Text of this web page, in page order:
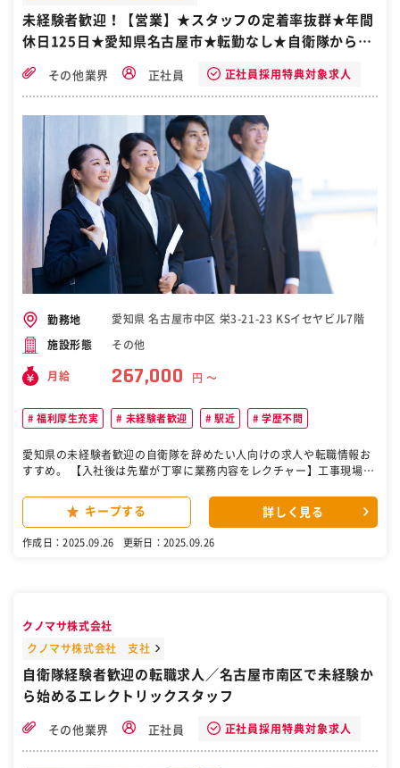
程度です。 ［自衛隊・転職・求人］
未経験者歓迎！【営業】★スタッフの定着率抜群★年間
休日125日★愛知県名古屋市★転勤なし★自衛隊から転
その他業界 正社員 正社員採用特典対象求人
勤務地 愛知県 名古屋市中区 栄3-21-23 KSイセヤビル7階
施設形態 その他
月給 267,000 円 〜
福利厚生充実 未経験者歓迎 駅近 学歴不問
愛知県の未経験者歓迎の自衛隊を辞めたい人向けの求人や転職情報お
すすめ。 【入社後は先輩が丁寧に業務内容をレクチャー】工事現場に
には ▼お客様先への訪問・ヒアリング ▼施工方法などの提案・見積り
作成、提出 ▼資材の搬入・施工を実施 工事現場に必要な重仮設鋼材の
持って製品を提案できます。 ［自衛隊・転職・求人］
キープする 詳しく見る
作成日：2025.09.26 更新日：2025.09.26
クノマサ株式会社
クノマサ株式会社 支社
自衛隊経験者歓迎の転職求人／名古屋市南区で未経験か
ら始めるエレクトリックスタッフ
その他業界 正社員 正社員採用特典対象求人